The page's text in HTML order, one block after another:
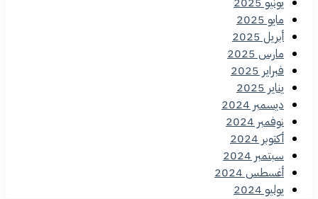
مايو 2025
أبريل 2025
مارس 2025
فبراير 2025
يناير 2025
ديسمبر 2024
نوفمبر 2024
أكتوبر 2024
سبتمبر 2024
أغسطس 2024
يوليو 2024